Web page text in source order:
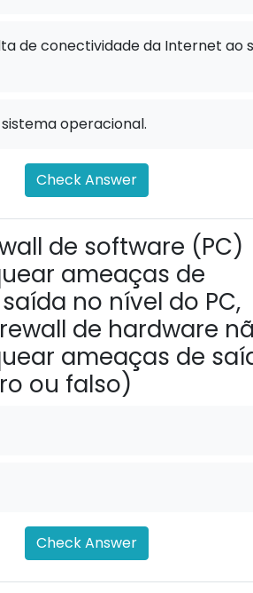
de conectividade da Internet ao
operacional.
Check Answer
de software (PC)
ameaças de
no nível do PC,
de hardware
ameaças de
ou falso)
Check Answer